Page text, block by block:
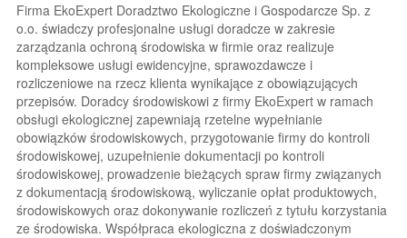
Firma EkoExpert Doradztwo Ekologiczne i Gospodarcze Sp. z
o.o. świadczy profesjonalne usługi doradcze w zakresie
zarządzania ochroną środowiska w firmie oraz realizuje
kompleksowe usługi ewidencyjne, sprawozdawcze i
rozliczeniowe na rzecz klienta wynikające z obowiązujących
przepisów. Doradcy środowiskowi z firmy EkoExpert w ramach
obsługi ekologicznej zapewniają rzetelne wypełnianie
obowiązków środowiskowych, przygotowanie firmy do kontroli
środowiskowej, uzupełnienie dokumentacji po kontroli
środowiskowej, prowadzenie bieżących spraw firmy związanych
z dokumentacją środowiskową, wyliczanie opłat produktowych,
środowiskowych oraz dokonywanie rozliczeń z tytułu korzystania
ze środowiska. Współpraca ekologiczna z doświadczonym